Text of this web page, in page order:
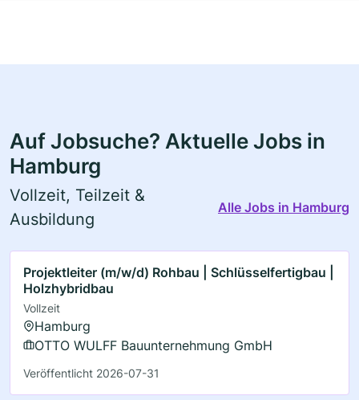
Auf Jobsuche? Aktuelle Jobs in
Hamburg
Vollzeit, Teilzeit &
Ausbildung
Alle Jobs in Hamburg
Projektleiter (m/w/d) Rohbau | Schlüsselfertigbau |
Holzhybridbau
Vollzeit
Hamburg
OTTO WULFF Bauunternehmung GmbH
Veröffentlicht 2026-07-31